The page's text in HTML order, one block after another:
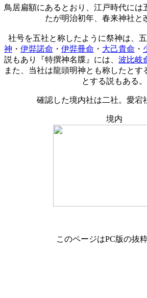
鳥居扁額にあるとおり、江戸時代には
たが明治初年、春来神社と
社号を五社と称したように祭神は、五
神 ・ 伊弉諾命 ・ 伊弉冊命 ・ 大己貴命 ・
説もあり『特撰神名牒』には、 波比岐
また、当社は龍頭明神とも称したとす
とする説もある。
確認した境内社は二社。愛宕
境内
このページはPC版の抜粋